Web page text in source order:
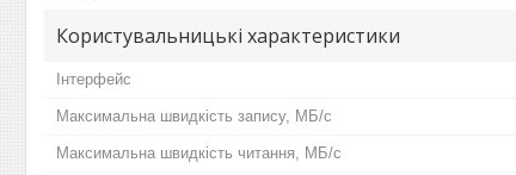
Користувальницькі характеристики
Інтерфейс
Максимальна швидкість запису, МБ/с
Максимальна швидкість читання, МБ/с